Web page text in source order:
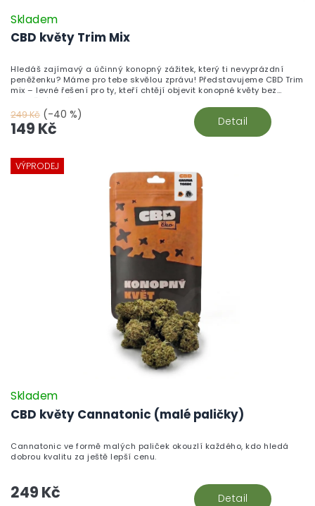
CBD květy Trim Mix
Skladem
249 Kč (-40 %)
149 Kč Detail
Hledáš zajímavý a účinný konopný zážitek, který ti nevyprázdní
peněženku? Máme pro tebe skvělou zprávu! Představujeme CBD Trim
mix – levné řešení pro ty, kteří chtějí objevit konopné květy bez
zbytečného přepychu.
VÝPRODEJ
CBD květy Cannatonic (malé paličky)
Skladem
249 Kč Detail
Cannatonic ve formě malých paliček okouzlí každého, kdo hledá
dobrou kvalitu za ještě lepší cenu.